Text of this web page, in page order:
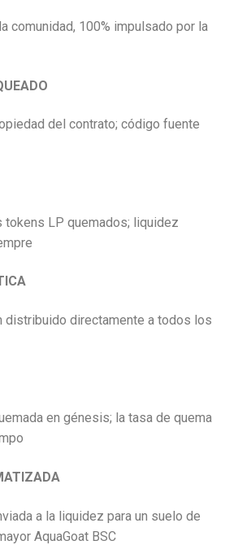
comunidad, 100% impulsado por la
del contrato; código fuente
tokens LP quemados; liquidez
distribuido directamente a todos los
en génesis; la tasa de quema
a la liquidez para un suelo de
AquaGoat BSC